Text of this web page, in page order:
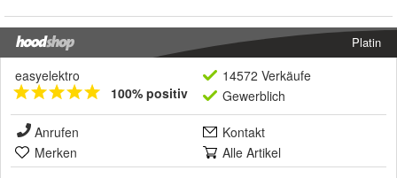
Platin
easyelektro
100% positiv
14572 Verkäufe
Gewerblich
Anrufen
Kontakt
Merken
Alle Artikel